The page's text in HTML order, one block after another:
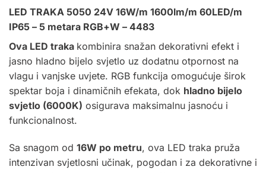
LED TRAKA 5050 24V 16W/m 1600lm/m 60LED/m
IP65 – 5 metara RGB+W – 4483
Ova LED traka kombinira snažan dekorativni efekt i
jasno hladno bijelo svjetlo uz dodatnu otpornost na
vlagu i vanjske uvjete. RGB funkcija omogućuje širok
spektar boja i dinamičnih efekata, dok hladno bijelo
svjetlo (6000K) osigurava maksimalnu jasnoću i
funkcionalnost.
Sa snagom od 16W po metru, ova LED traka pruža
intenzivan svjetlosni učinak, pogodan i za dekorativne i